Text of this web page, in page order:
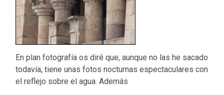
En plan fotografía os diré que, aunque no las he sacado
todavía, tiene unas fotos nocturnas espectaculares con
el reflejo sobre el agua. Además